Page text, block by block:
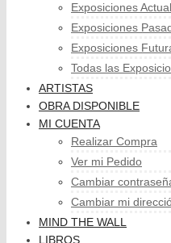
Exposiciones
Exposiciones
Exposiciones
Todas las
ARTISTAS
OBRA DISPONIBLE
MI CUENTA
Realizar Compra
Ver mi Pedido
Cambiar
Cambiar mi
MIND THE WALL
LIBROS